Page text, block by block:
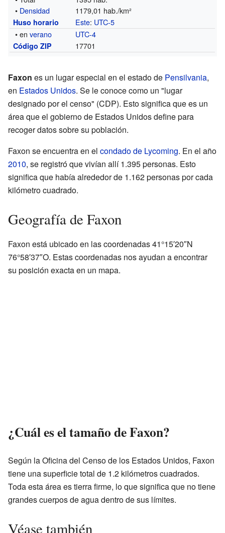
• Densidad 1179,01 hab./km²
Huso horario Este: UTC-5
• enverano UTC-4
Código ZIP 17701
Faxon es un lugar especial en el estado de Pensilvania,
en Estados Unidos. Se le conoce como un "lugar
designado por el censo" (CDP). Esto significa que es un
área que el gobierno de Estados Unidos define para
recoger datos sobre su población.
Faxon se encuentra en el condado de Lycoming. En el año
2010, se registró que vivían allí 1.395 personas. Esto
significa que había alrededor de 1.162 personas por cada
kilómetro cuadrado.
Geografía de Faxon
Faxon está ubicado en las coordenadas 41°15′20″N
76°58′37″O. Estas coordenadas nos ayudan a encontrar
su posición exacta en un mapa.
¿Cuál es el tamaño de Faxon?
Según la Oficina del Censo de los Estados Unidos, Faxon
tiene una superficie total de 1.2 kilómetros cuadrados.
Toda esta área es tierra firme, lo que significa que no tiene
grandes cuerpos de agua dentro de sus límites.
Véase también